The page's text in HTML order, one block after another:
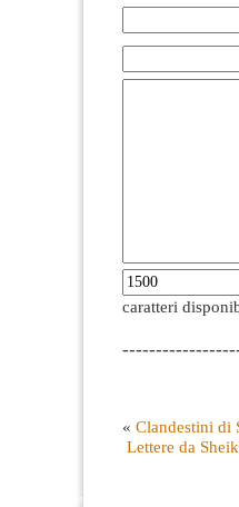
caratteri
« Clandestini di
Lettere da